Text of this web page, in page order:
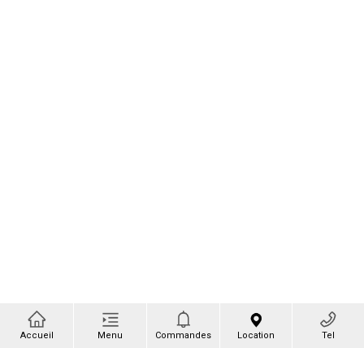
Accueil Menu Commandes Location Tel